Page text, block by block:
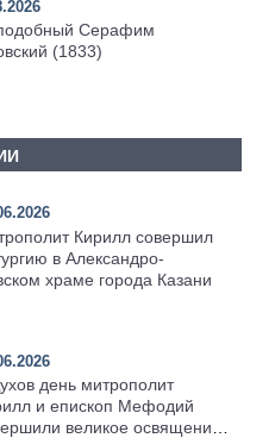
Серафим
Саровский (1833)
Кирилл совершил
в Александро-
храме города Казани
день митрополит
и епископ Мефодий
великое освящение